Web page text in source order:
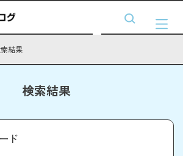
結果
検索結果
ド